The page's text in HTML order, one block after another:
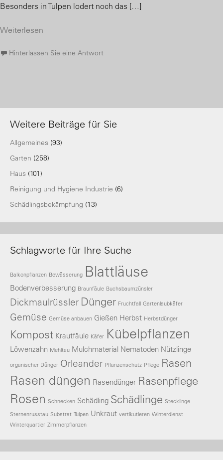
Besonders in Tulpen lodert noch das […]
Weiterlesen
Hinterlassen Sie eine Antwort
Weitere Beiträge für Sie
Allgemeines (93)
Garten (258)
Haus (101)
Reinigung und Hygiene Industrie (6)
Schädlingsbekämpfung (13)
Schlagworte für Ihre Suche
Balkonpflanzen Bewässerung Blattläuse
Bodenverbesserung Braunfäule Buchsbaumzünsler
Dickmaulrüssler Dünger Fruchtfall Gartenlaubkäfer
Gemüse Gemüse anbauen Gießen Herbst Herbstdünger
Kompost Krautfäule Käfer Kübelpflanzen
Löwenzahn Mehltau Mulchmaterial Nematoden Nützlinge
organischer Dünger Orleander Pflanzenschutz Pflege Rasen
Rasen düngen Rasendünger Rasenpflege
Rosen Schnecken Schädling Schädlinge Stecklinge
Sternenrusstau Substrat Tulpen Unkraut vertikutieren Winterdienst
Winterquartier Zimmerpflanzen